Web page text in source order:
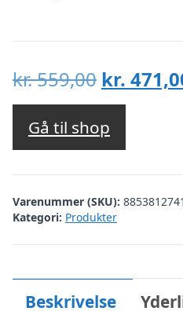
kr.559,00 Den
pris
var:
kr.
kr.
Gå til shop
Varenummer (SKU):
Kategori: Produkter
Beskrivelse